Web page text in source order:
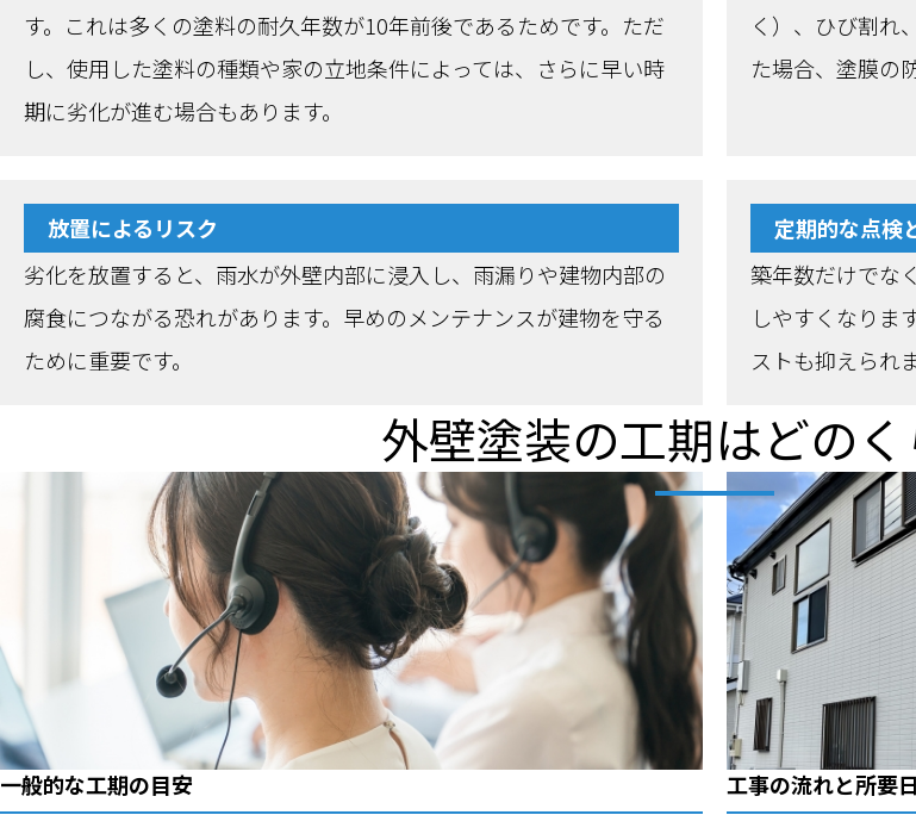
す。これは多くの塗料の耐久年数が10年前後であるためです。ただ
し、使用した塗料の種類や家の立地条件によっては、さらに早い時
期に劣化が進む場合もあります。
く）、ひび割れ
た場合、塗膜の
放置によるリスク
劣化を放置すると、雨水が外壁内部に浸入し、雨漏りや建物内部の
腐食につながる恐れがあります。早めのメンテナンスが建物を守る
ために重要です。
定期的な点検
築年数だけでな
しやすくなりま
ストも抑えられま
外壁塗装の工期はどのく
一般的な工期の目安 工事の流れと所要